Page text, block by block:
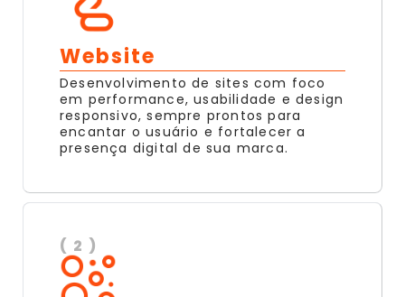
Website
Desenvolvimento de sites com foco
em performance, usabilidade e design
responsivo, sempre prontos para
encantar o usuário e fortalecer a
presença digital de sua marca.
( 2 )